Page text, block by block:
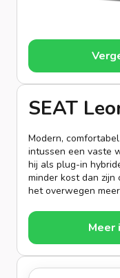
SEAT
Modern,
intussen een vaste
hij als plug-in
minder kost dan zijn
het overwegen
Meer